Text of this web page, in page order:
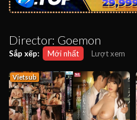
Director: Goemon
Sắp xếp: Mới nhất Lượt xem
Vietsub